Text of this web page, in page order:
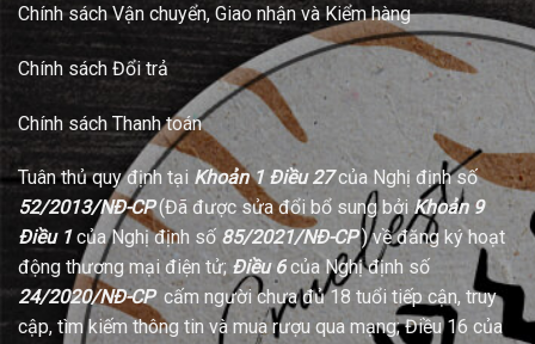
Chính sách Vận chuyển, Giao nhận và Kiểm hàng
Chính sách Đổi trả
Chính sách Thanh toán
Tuân thủ quy định tại Khoản 1 Điều 27của Nghị định số
52/2013/NĐ-CP(Đã được sửa đổi bổ sung bởi Khoản 9
Điều 1của Nghị định số 85/2021/NĐ-CP) về đăng ký hoạt
động thương mại điện tử; Điều 6của Nghị định số
24/2020/NĐ-CPcấm người chưa đủ 18 tuổi tiếp cận, truy
cập, tìm kiếm thông tin và mua rượu qua mạng; Điều 16 của